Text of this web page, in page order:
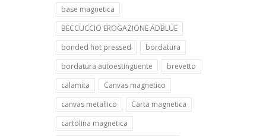
base magnetica
BECCUCCIO EROGAZIONE ADBLUE
bonded hot pressed
bordatura
bordatura autoestinguente
brevetto
calamita
Canvas magnetico
canvas metallico
Carta magnetica
cartolina magnetica